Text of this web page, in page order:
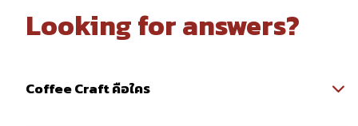
Looking for answers?
Coffee Craft คือใคร